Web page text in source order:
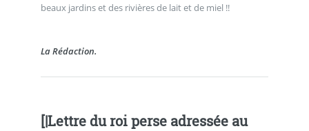
beaux jardins et des rivières de lait et de miel !!
La Rédaction.
[|Lettre du roi perse adressée au